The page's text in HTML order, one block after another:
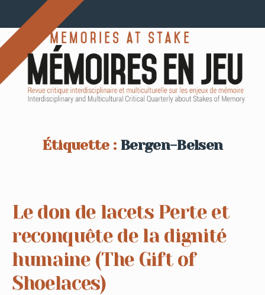
Étiquette : Bergen-Belsen
Le don de lacets Perte et
reconquête de la dignité
humaine (The Gift of
Shoelaces)